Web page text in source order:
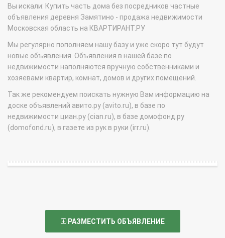
Вы искали: Купить часть дома без посредников частные
объявления деревня Замятино - продажа недвижимости
Московская область на КВАРТИРАНТ.РУ
Мы регулярно пополняем нашу базу и уже скоро тут будут
новые объявления. Объявления в нашей базе по
недвижимости наполняются вручную собственниками и
хозяевами квартир, комнат, домов и других помещений.
Так же рекомендуем поискать нужную Вам информацию на
доске объявлений авито.ру (avito.ru), в базе по
недвижимости циан.ру (cian.ru), в базе домофонд.ру
(domofond.ru), в газете из рук в руки (irr.ru).
РАЗМЕСТИТЬ ОБЪЯВЛЕНИЕ